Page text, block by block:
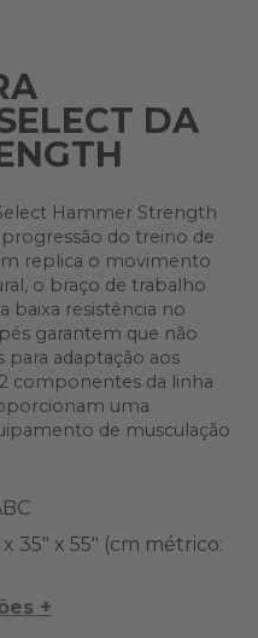
DA
Hammer Strength
do treino de
replica o movimento
o braço de trabalho
baixa resistência no
garantem que não
para adaptação aos
componentes da linha
uma
de musculação
35" x 55" (cm métrico:
+